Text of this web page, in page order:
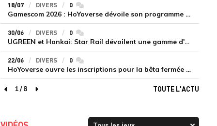
18/07 DIVERS 0commentaires
Gamescom 2026 : HoYoverse dévoile son programme et présente deux nouveaux jeux inédits
30/06 DIVERS 0commentaires
UGREEN et Honkai: Star Rail dévoilent une gamme d'accessoires de recharge en édition limitée
22/06 DIVERS 0commentaires
HoYoverse ouvre les inscriptions pour la bêta fermée de Honkai : Nexus Anima
page précédente
1/8
page suivante
TOUTE L'ACTU